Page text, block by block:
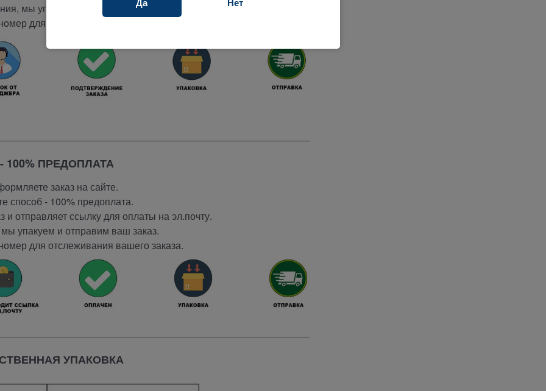
мы упакуем и отправим ваш заказ.
для отслеживания вашего заказа.
100% ПРЕДОПЛАТА
заказ на сайте.
способ - 100% предоплата.
и отправляет ссылку для оплаты на эл.почту.
упакуем и отправим ваш заказ.
для отслеживания вашего заказа.
УПАКОВКА